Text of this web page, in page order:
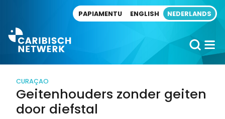
PAPIAMENTU ENGLISH NEDERLANDS
CURAÇAO
Geitenhouders zonder geiten
door diefstal